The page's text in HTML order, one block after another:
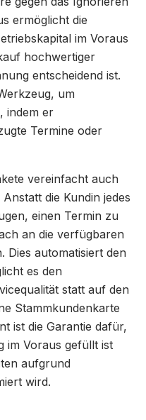
ermöglicht die
im Voraus
hochwertiger
entscheidend ist.
um
indem er
Termine oder
vereinfacht auch
die Kundin jedes
einen Termin zu
an die verfügbaren
Dies automatisiert den
es den
statt auf den
Stammkundenkarte
ist die Garantie dafür,
im Voraus gefüllt ist
aufgrund
wird.